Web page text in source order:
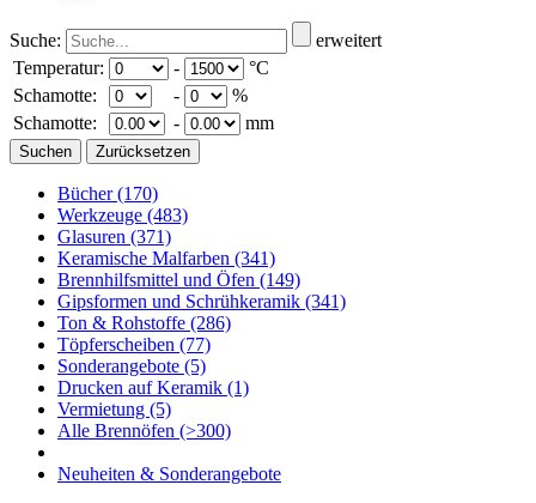
Suche:
erweitert
Temperatur:
-
°C
Schamotte:
-
%
Schamotte:
- mm
Bücher(170)
Werkzeuge (483)
Glasuren (371)
Keramische Malfarben (341)
Brennhilfsmittel und Öfen (149)
Gipsformen und Schrühkeramik (341)
Ton & Rohstoffe (286)
Töpferscheiben (77)
Sonderangebote (5)
Drucken auf Keramik (1)
Vermietung (5)
Alle Brennöfen (>300)
Neuheiten & Sonderangebote